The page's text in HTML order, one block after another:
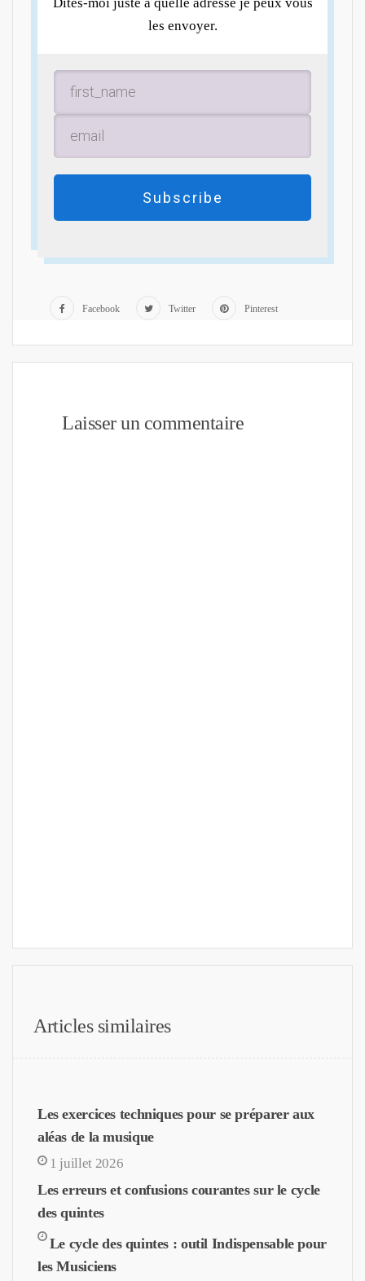
les envoyer.
Subscribe
Facebook Twitter Pinterest
Laisser un commentaire
Articles similaires
Les exercices techniques pour se préparer aux
aléas de la musique
1 juillet 2026
Les erreurs et confusions courantes sur le cycle
des quintes
Le cycle des quintes : outil Indispensable pour
les Musiciens